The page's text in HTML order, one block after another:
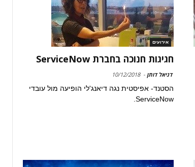
אירועים
חגיגות חנוכה בחברת ServiceNow
דניאל דותן -
10/12/2018
הסטנד- אפיסטית נגה דיאנג'לי הופיעה מול עובדי
ServiceNow.